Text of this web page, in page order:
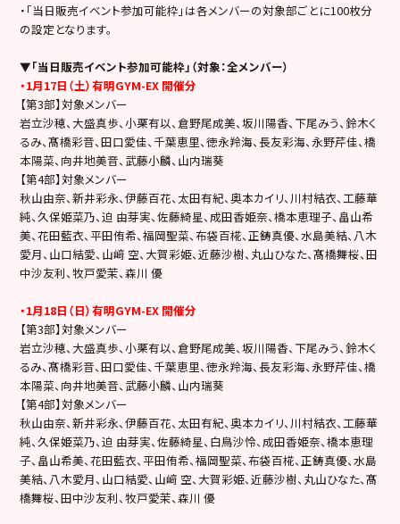
・「当日販売イベント参加可能枠」は各メンバーの対象部ごとに100枚分
の設定となります。
▼「当日販売イベント参加可能枠」（対象：全メンバー）
・1月17日（土）有明GYM-EX 開催分
【第3部】対象メンバー
岩立沙穂、大盛真歩、小栗有以、倉野尾成美、坂川陽香、下尾みう、鈴木く
るみ、髙橋彩音、田口愛佳、千葉恵里、徳永羚海、長友彩海、永野芹佳、橋
本陽菜、向井地美音、武藤小麟、山内瑞葵
【第4部】対象メンバー
秋山由奈、新井彩永、伊藤百花、太田有紀、奥本カイリ、川村結衣、工藤華
純、久保姫菜乃、迫 由芽実、佐藤綺星、成田香姫奈、橋本恵理子、畠山希
美、花田藍衣、平田侑希、福岡聖菜、布袋百椛、正鋳真優、水島美結、八木
愛月、山口結愛、山﨑 空、大賀彩姫、近藤沙樹、丸山ひなた、髙橋舞桜、田
中沙友利、牧戸愛茉、森川 優
・1月18日（日）有明GYM-EX 開催分
【第3部】対象メンバー
岩立沙穂、大盛真歩、小栗有以、倉野尾成美、坂川陽香、下尾みう、鈴木く
るみ、髙橋彩音、田口愛佳、千葉恵里、徳永羚海、長友彩海、永野芹佳、橋
本陽菜、向井地美音、武藤小麟、山内瑞葵
【第4部】対象メンバー
秋山由奈、新井彩永、伊藤百花、太田有紀、奥本カイリ、川村結衣、工藤華
純、久保姫菜乃、迫 由芽実、佐藤綺星、白鳥沙怜、成田香姫奈、橋本恵理
子、畠山希美、花田藍衣、平田侑希、福岡聖菜、布袋百椛、正鋳真優、水島
美結、八木愛月、山口結愛、山﨑 空、大賀彩姫、近藤沙樹、丸山ひなた、髙
橋舞桜、田中沙友利、牧戸愛茉、森川 優